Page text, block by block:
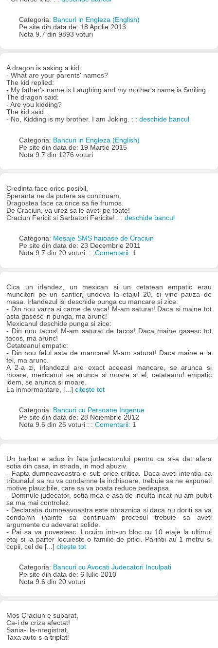
Categoria: Bancuri in Engleza (English)
Pe site din data de: 18 Aprilie 2013
Nota 9.7 din 9893 voturi
A dragon is asking a kid:
- What are your parents' names?
The kid replied:
- My father's name is Laughing and my mother's name is Smiling.
The dragon said:
- Are you kidding?
The kid said:
- No, Kidding is my brother. I am Joking. : :deschide bancul
Categoria: Bancuri in Engleza (English)
Pe site din data de: 19 Martie 2015
Nota 9.7 din 1276 voturi
Credinta face orice posibil,
Speranta ne da putere sa continuam,
Dragostea face ca orice sa fie frumos.
De Craciun, va urez sa le aveti pe toate!
Craciun Fericit si Sarbatori Fericite! : :deschide bancul
Categoria: Mesaje SMS haioase de Craciun
Pe site din data de: 23 Decembrie 2011
Nota 9.7 din 20 voturi : : Comentarii: 1
Cica un irlandez, un mexican si un cetatean empatic erau
muncitori pe un santier, undeva la etajul 20, si vine pauza de
masa. Irlandezul isi deschide punga cu mancare si zice:
- Din nou varza si carne de vaca! M-am saturat! Daca si maine tot
asta gasesc in punga, ma arunc!
Mexicanul deschide punga si zice:
- Din nou tacos! M-am saturat de tacos! Daca maine gasesc tot
tacos, ma arunc!
Cetateanul empatic:
- Din nou felul asta de mancare! M-am saturat! Daca maine e la
fel, ma arunc.
A 2-a zi, irlandezul are exact aceeasi mancare, se arunca si
moare, mexicanul se arunca si moare si el, cetateanul empatic
idem, se arunca si moare.
La inmormantare, [...]citește tot
Categoria: Bancuri cu Persoane Ingenue
Pe site din data de: 28 Noiembrie 2012
Nota 9.6 din 26 voturi : : Comentarii: 1
Un barbat e adus in fata judecatorului pentru ca si-a dat afara
sotia din casa, in strada, in mod abuziv.
- Fapta dumneavoastra e sub orice critica. Daca aveti intentia ca
tribunalul sa nu va condamne la inchisoare, trebuie sa ne expuneti
motive plauzibile, care sa va poata reduce pedeapsa.
- Domnule judecator, sotia mea e asa de inculta incat nu am putut
sa ma mai controlez.
- Declaratia dumneavoastra este obraznica si daca nu doriti sa va
condamn inainte sa continuam procesul trebuie sa aveti
argumente cu adevarat solide.
- Pai sa va povestesc. Locuim intr-un bloc cu 10 etaje la ultimul
etaj si la parter locuieste o familie de pitici. Parintii au 1 metru si
copii, cel de [...]citește tot
Categoria: Bancuri cu Avocati Judecatori Inculpati
Pe site din data de: 6 Iulie 2010
Nota 9.6 din 20 voturi
Mos Craciun e suparat,
Ca-i de criza afectat!
Sania-i la-nregistrat,
Taxa auto s-a triplat!